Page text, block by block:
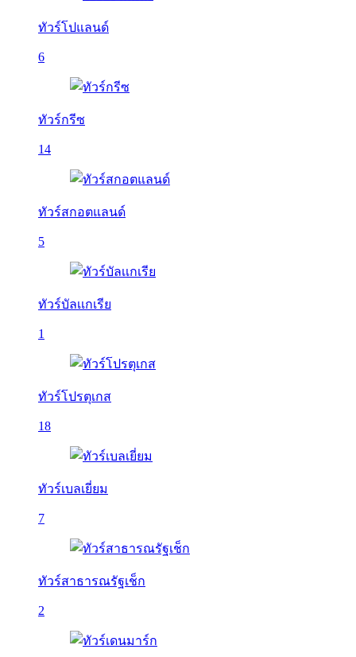
ทัวร์โปแลนด์
6
ทัวร์กรีซ
14
ทัวร์สกอตแลนด์
5
ทัวร์บัลเเกเรีย
1
ทัวร์โปรตุเกส
18
ทัวร์เบลเยี่ยม
7
ทัวร์สาธารณรัฐเช็ก
2